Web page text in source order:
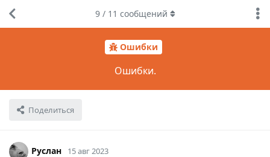
Ошибки
Ошибки.
Поделиться
9/ 11 сообщений
Руслан 15 авг 2023